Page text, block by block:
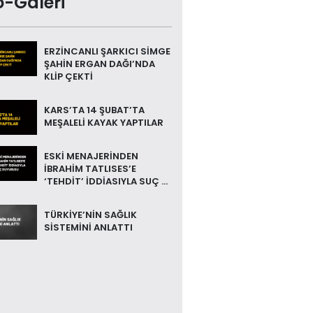
ERZİNCANLI ŞARKICI SİMGE
ŞAHİN ERGAN DAĞI’NDA
KLİP ÇEKTİ
KARS’TA 14 ŞUBAT’TA
MEŞALELİ KAYAK YAPTILAR
ESKİ MENAJERİNDEN
İBRAHİM TATLISES’E
‘TEHDİT’ İDDİASIYLA SUÇ ...
TÜRKİYE’NİN SAĞLIK
SİSTEMİNİ ANLATTI